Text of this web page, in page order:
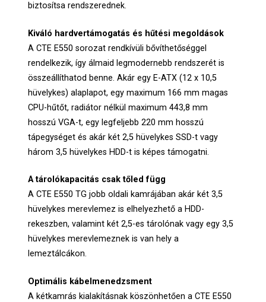
biztosítsa rendszerednek.
Kiváló hardvertámogatás és hűtési megoldások
A CTE E550 sorozat rendkívüli bővíthetőséggel
rendelkezik, így álmaid legmodernebb rendszerét is
összeállíthatod benne. Akár egy E-ATX (12 x 10,5
hüvelykes) alaplapot, egy maximum 166 mm magas
CPU-hűtőt, radiátor nélkül maximum 443,8 mm
hosszú VGA-t, egy legfeljebb 220 mm hosszú
tápegységet és akár két 2,5 hüvelykes SSD-t vagy
három 3,5 hüvelykes HDD-t is képes támogatni.
A tárolókapacitás csak tőled függ
A CTE E550 TG jobb oldali kamrájában akár két 3,5
hüvelykes merevlemez is elhelyezhető a HDD-
rekeszben, valamint két 2,5-es tárolónak vagy egy 3,5
hüvelykes merevlemeznek is van hely a
lemeztálcákon.
Optimális kábelmenedzsment
A kétkamrás kialakításnak köszönhetően a CTE E550